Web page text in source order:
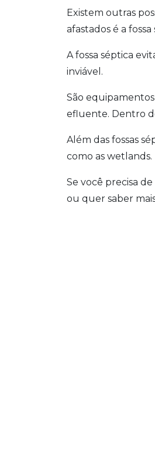
Existem outras
afastados é a fossa
A fossa séptica
inviável.
São
efluente. Dentro
Além das fossas
como as wetlands.
Se você precisa
ou quer saber